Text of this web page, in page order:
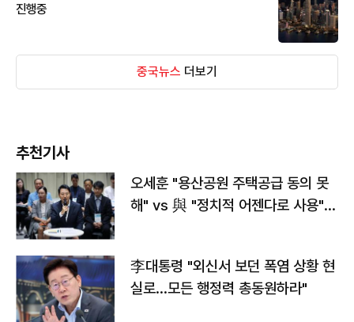
진행중
중국뉴스 더보기
추천기사
오세훈 "용산공원 주택공급 동의 못
해" vs 與 "정치적 어젠다로 사용"
李대통령 "외신서 보던 폭염 상황 현
실로…모든 행정력 총동원하라"